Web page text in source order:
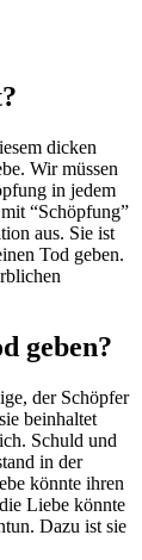
dicken
Wir müssen
in jedem
“Schöpfung”
aus. Sie ist
Tod geben.
geben?
der Schöpfer
beinhaltet
Schuld und
in der
könnte ihren
Liebe könnte
Dazu ist sie